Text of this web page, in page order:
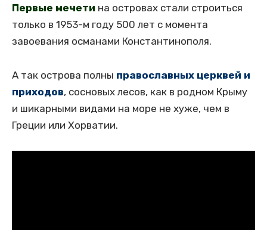
Первые мечети на островах стали строиться
только в 1953-м году 500 лет с момента
завоевания османами Константинополя.
А так острова полны православных церквей и
приходов, сосновых лесов, как в родном Крыму
и шикарными видами на море не хуже, чем в
Греции или Хорватии.